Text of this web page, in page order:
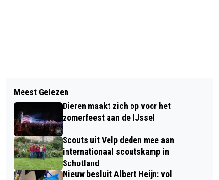
PAPIEREN KOOPZEGELS VAN AH
WORDT DIGITAAL SPAREN
BEKENDMAKINGEN GEMEENTE
RHEDEN
Meest Gelezen
Dieren maakt zich op voor het
zomerfeest aan de IJssel
Scouts uit Velp deden mee aan
internationaal scoutskamp in
Schotland
Nieuw besluit Albert Heijn: vol